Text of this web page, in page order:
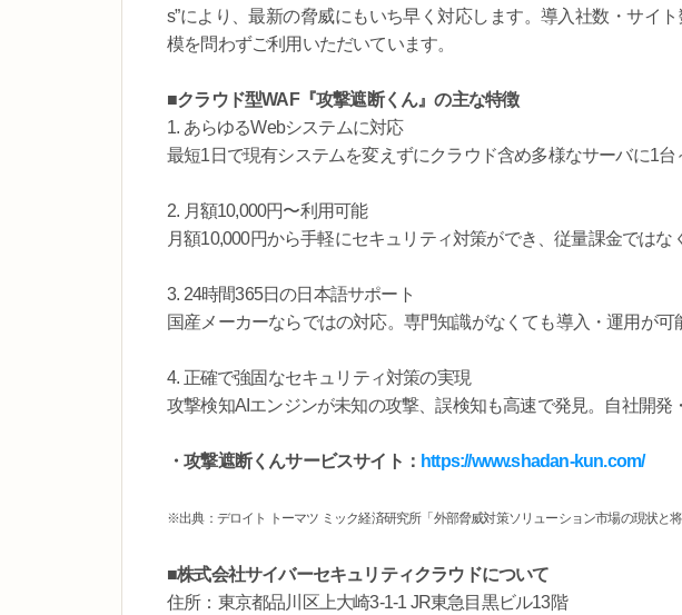
s”により、最新の脅威にもいち早く対応します。導入社数・サイ
模を問わずご利用いただいています。
■クラウド型WAF『攻撃遮断くん』の主な特徴
1. あらゆるWebシステムに対応
最短1日で現有システムを変えずにクラウド含め多様なサーバに1台
2. 月額10,000円〜利用可能
月額10,000円から手軽にセキュリティ対策ができ、従量課金ではな
3. 24時間365日の日本語サポート
国産メーカーならではの対応。専門知識がなくても導入・運用が可
4. 正確で強固なセキュリティ対策の実現
攻撃検知AIエンジンが未知の攻撃、誤検知も高速で発見。自社開発
・攻撃遮断くんサービスサイト： https://www.shadan-kun.com/
※出典：デロイト トーマツ ミック経済研究所「外部脅威対策ソリューション市場の現状と
■株式会社サイバーセキュリティクラウドについて
住所：東京都品川区上大崎3-1-1 JR東急目黒ビル13階